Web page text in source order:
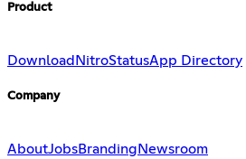
Product
Download NitroStatusApp Directory
Company
AboutJobsBranding Newsroom